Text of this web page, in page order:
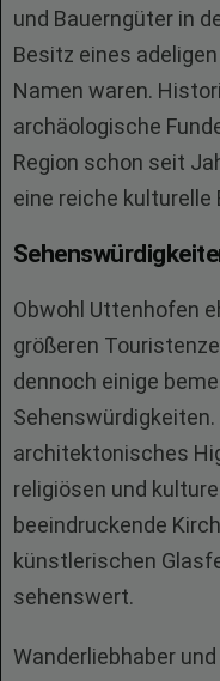
und Bauerngüter in
Besitz eines
Namen waren.
archäologische
Region schon seit
eine reiche
Obwohl Uttenhofen
größeren
dennoch einige
architektonisches
religiösen und
beeindruckende
künstlerischen
sehenswert.
Wanderliebhaber